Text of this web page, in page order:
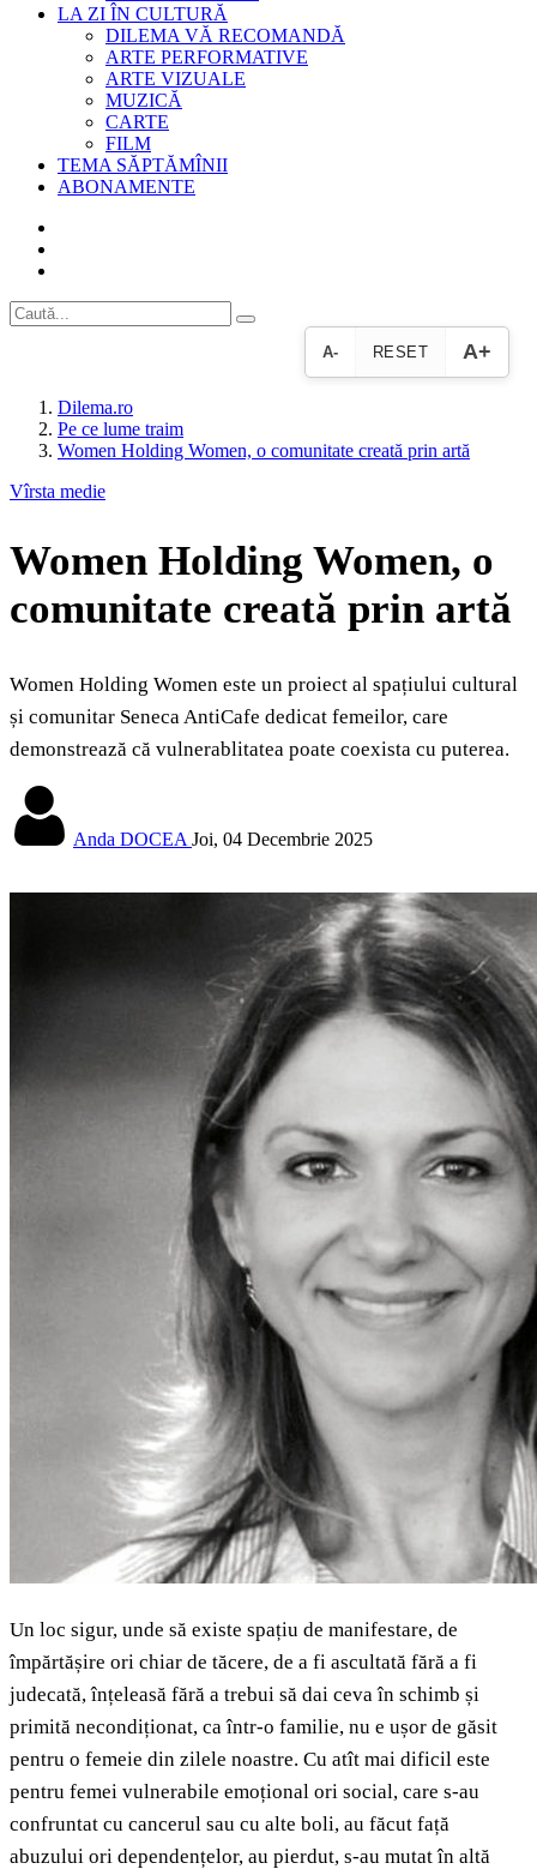
LA ZI ÎN CULTURĂ
DILEMA VĂ RECOMANDĂ
ARTE PERFORMATIVE
ARTE VIZUALE
MUZICĂ
CARTE
FILM
TEMA SĂPTĂMÎNII
ABONAMENTE
A- RESET A+
Dilema.ro
Pe ce lume traim
Women Holding Women, o comunitate creată prin artă
Vîrsta medie
Women Holding Women, o
comunitate creată prin artă
Women Holding Women este un proiect al spațiului cultural
și comunitar Seneca AntiCafe dedicat femeilor, care
demonstrează că vulnerablitatea poate coexista cu puterea.
Anda DOCEA Joi, 04 Decembrie 2025
Un loc sigur, unde să existe spațiu de manifestare, de
împărtășire ori chiar de tăcere, de a fi ascultată fără a fi
judecată, înțeleasă fără a trebui să dai ceva în schimb și
primită necondiționat, ca într-o familie, nu e ușor de găsit
pentru o femeie din zilele noastre. Cu atît mai dificil este
pentru femei vulnerabile emoțional ori social, care s-au
confruntat cu cancerul sau cu alte boli, au făcut față
abuzului ori dependențelor, au pierdut, s-au mutat în altă